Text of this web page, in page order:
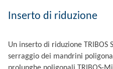
Inserto di riduzione
Un inserto di riduzione TRIBOS
serraggio dei mandrini